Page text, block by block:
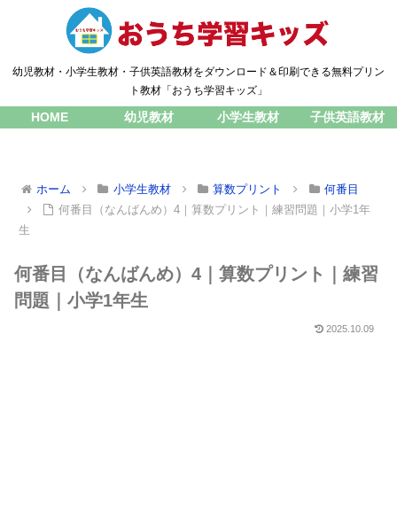
幼児教材・小学生教材・子供英語教材をダウンロード＆印刷できる無料プリン
ト教材「おうち学習キッズ」
HOME 幼児教材 小学生教材 子供英語教材
ホーム 小学生教材 算数プリント
何番目
何番目（なんばんめ）4｜算数プリント｜練習問題｜小学1年
生
何番目（なんばんめ）4｜算数プリント｜練習
問題｜小学1年生
2025.10.09